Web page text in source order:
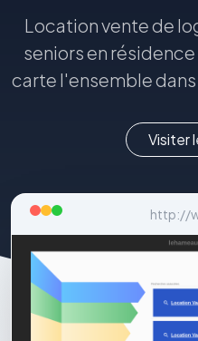
Location vente de
seniors en
carte l'ensemble
Visiter
http://